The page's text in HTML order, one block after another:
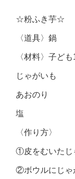
☆粉ふき芋☆
〈道具〉鍋
〈材料〉子ど
じゃがい
あおのり
塩
〈作り方〉
①皮をむいたじ
②ボウルにじゃ